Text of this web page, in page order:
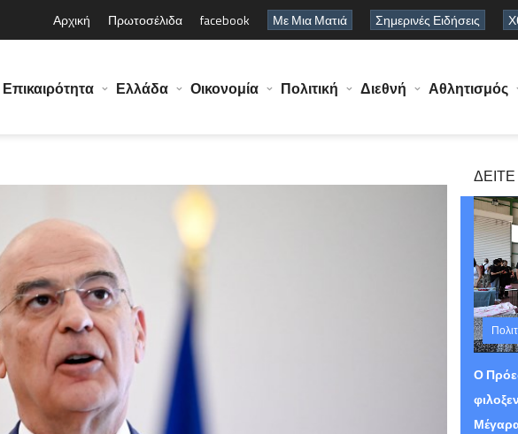
Αρχική Πρωτοσέλιδα facebook Με Μια Ματιά Σημερινές Ειδήσεις
Επικαιρότητα Ελλάδα Οικονομία Πολιτική Διεθνή Αθλητισμός
Ο